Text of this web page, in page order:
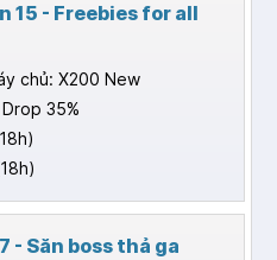
15 - Freebies for all
chủ: X200 New
35%
- Săn boss thả ga